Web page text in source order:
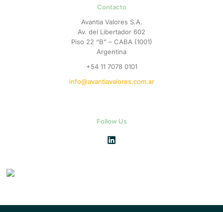
Contacto
Avantia Valores S.A.
Av. del Libertador 602
Piso 22 “B” – CABA (1001)
Argentina
+54 11 7078 0101
info@avantiavalores.com.ar
Follow Us